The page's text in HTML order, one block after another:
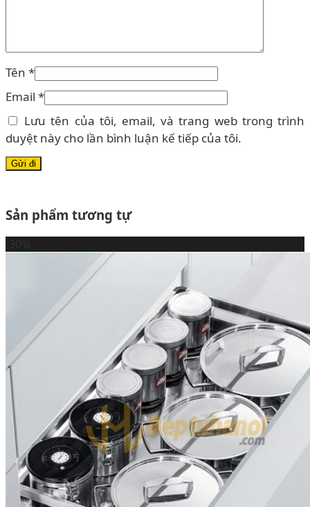
Tên *
Email *
Lưu tên của tôi, email, và trang web trong trình
duyệt này cho lần bình luận kế tiếp của tôi.
Sản phẩm tương tự